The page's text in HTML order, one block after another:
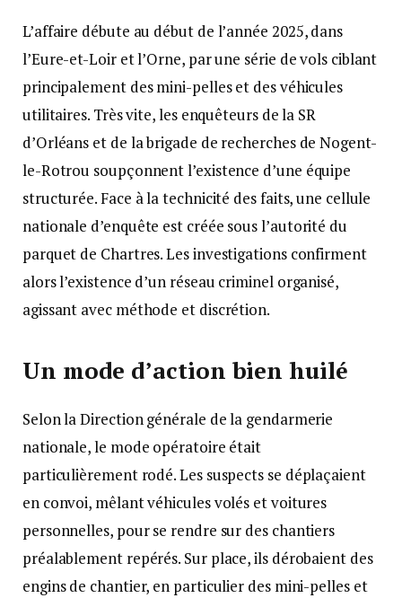
L’affaire débute au début de l’année 2025, dans
l’Eure-et-Loir et l’Orne, par une série de vols ciblant
principalement des mini-pelles et des véhicules
utilitaires. Très vite, les enquêteurs de la SR
d’Orléans et de la brigade de recherches de Nogent-
le-Rotrou soupçonnent l’existence d’une équipe
structurée. Face à la technicité des faits, une cellule
nationale d’enquête est créée sous l’autorité du
parquet de Chartres. Les investigations confirment
alors l’existence d’un réseau criminel organisé,
agissant avec méthode et discrétion.
Un mode d’action bien huilé
Selon la Direction générale de la gendarmerie
nationale, le mode opératoire était
particulièrement rodé. Les suspects se déplaçaient
en convoi, mêlant véhicules volés et voitures
personnelles, pour se rendre sur des chantiers
préalablement repérés. Sur place, ils dérobaient des
engins de chantier, en particulier des mini-pelles et